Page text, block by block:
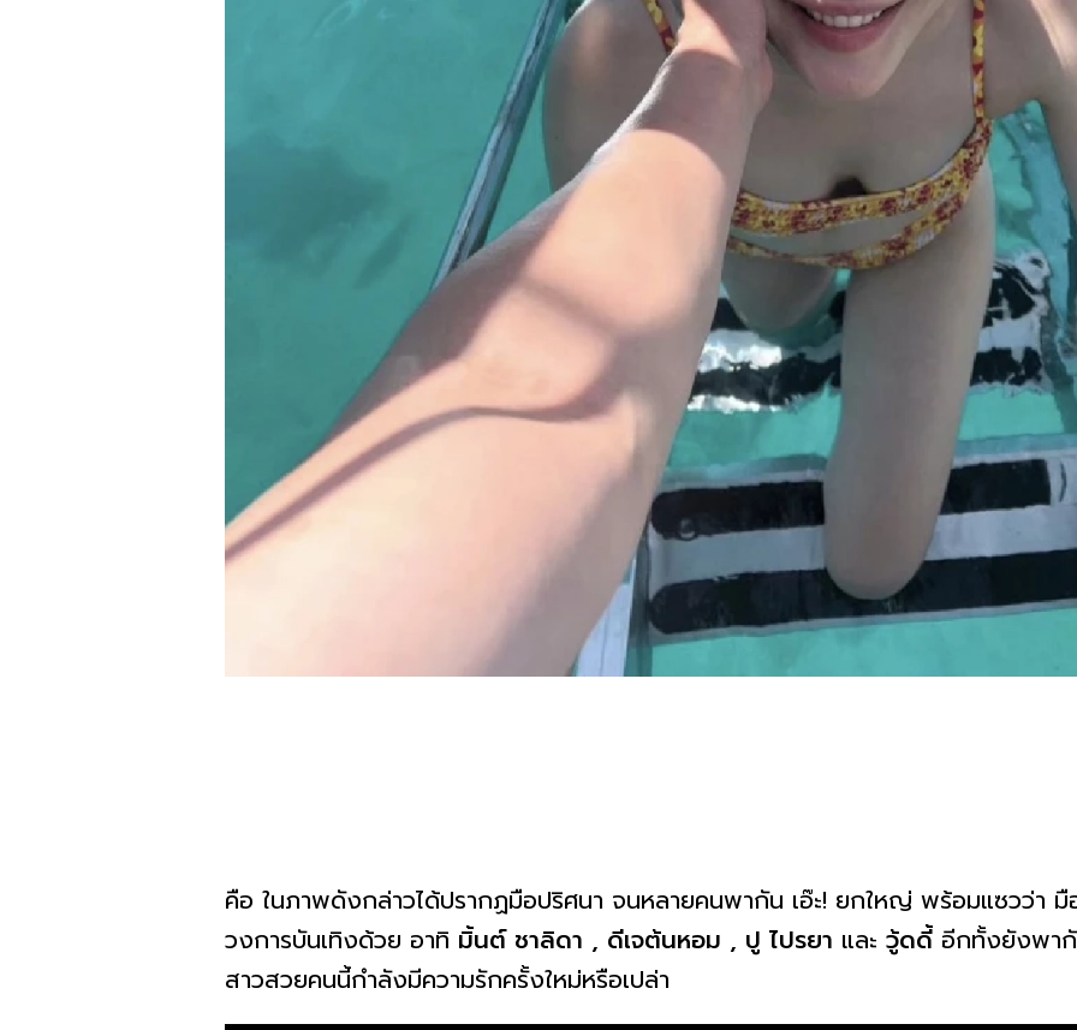
คือ ในภาพดังกล่าวได้ปรากฏมือปริศนา จนหลายคนพากัน เอ๊ะ! ยกใหญ่ พร้อมแซวว่า มื
วงการบันเทิงด้วย อาทิ มิ้นต์ ชาลิดา , ดีเจต้นหอม , ปู ไปรยา และ วู้ดดี้ อีกทั้งยังพา
สาวสวยคนนี้กำลังมีความรักครั้งใหม่หรือเปล่า